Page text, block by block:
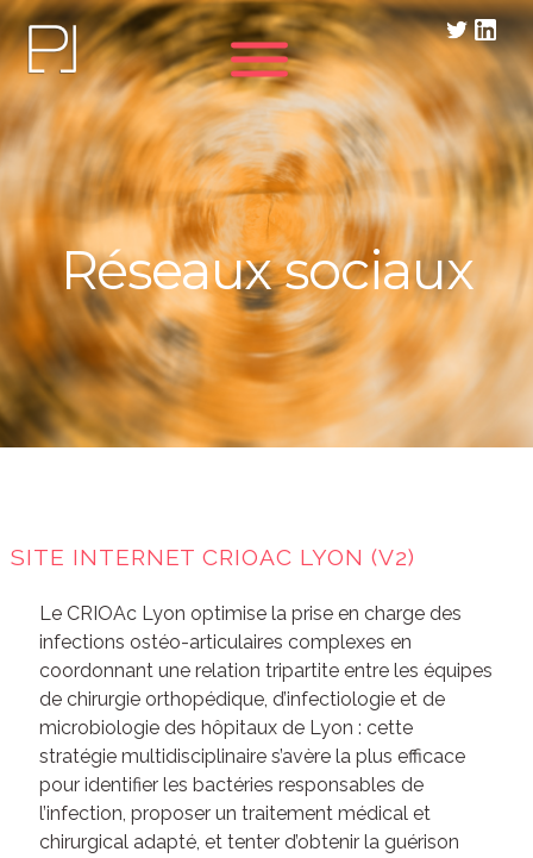
Réseaux sociaux
SITE INTERNET CRIOAC LYON (V2)
Le CRIOAc Lyon optimise la prise en charge des
infections ostéo-articulaires complexes en
coordonnant une relation tripartite entre les équipes
de chirurgie orthopédique, d’infectiologie et de
microbiologie des hôpitaux de Lyon : cette
stratégie multidisciplinaire s’avère la plus efficace
pour identifier les bactéries responsables de
l’infection, proposer un traitement médical et
chirurgical adapté, et tenter d’obtenir la guérison
Panneau de gestion des cookies